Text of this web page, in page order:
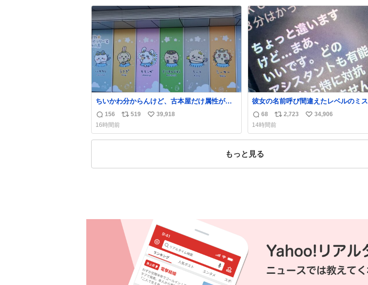
数
ス
ト
ね
数
数
ス
ト
ね
数
ちいかわ分からんけど、古本屋だけ属性が名
前になってるのはどういうこと？
返
信
数
156
リ
ス
519
い
ね
39,918
16時間前
彼女の名前呼び間違えたレベルのミス
返
信
数
68
リ
ポ
ス
2,723
い
ね
34,906
14時間前
もっと見る